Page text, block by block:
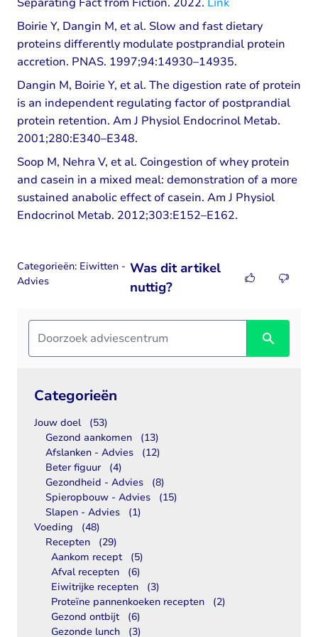
Categorieën
Jouw doel
(53)
Gezond aankomen
(13)
Afslanken - Advies
(12)
Beter figuur
(4)
Gezondheid - Advies
(8)
Spieropbouw - Advies
(15)
Slapen - Advies
(1)
Voeding
(48)
Recepten
(29)
Aankom recept
(5)
Afval recepten
(6)
Eiwitrijke recepten
(3)
Proteïne pannenkoeken recepten
(2)
Gezond ontbijt
(6)
Gezonde lunch
(3)
Boirie Y, Dangin M, et al. Slow and fast dietary
proteins differently modulate postprandial protein
accretion. PNAS. 1997;94:14930–14935.
Dangin M, Boirie Y, et al. The digestion rate of protein
is an independent regulating factor of postprandial
protein retention. Am J Physiol Endocrinol Metab.
2001;280:E340–E348.
Soop M, Nehra V, et al. Coingestion of whey protein
and casein in a mixed meal: demonstration of a more
sustained anabolic effect of casein. Am J Physiol
Endocrinol Metab. 2012;303:E152–E162.
Categorieën: Eiwitten -
Advies
Was dit artikel
nuttig?